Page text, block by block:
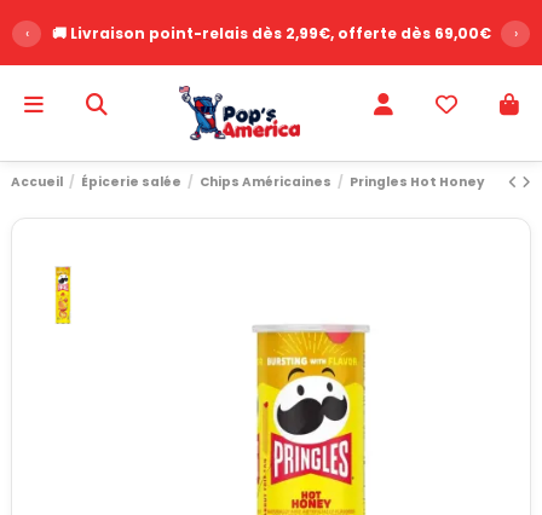
‹ 🚚 Livraison point-relais dès 2,99€, offerte dès 69,00€ ›
Accueil Épicerie salée Chips Américaines Pringles Hot Honey